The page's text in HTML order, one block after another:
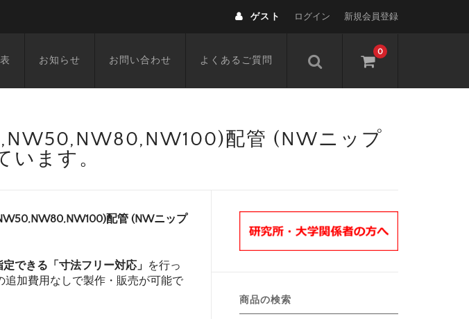
ゲスト ログイン 新規会員登録
0
お知らせ お問い合わせ よくあるご質問
配管 (NWニップ
ます。
配管 (NWニップ
できる「寸法フリー対応」 を行っ
加費用なしで製作・販売が可能で
商品の検索